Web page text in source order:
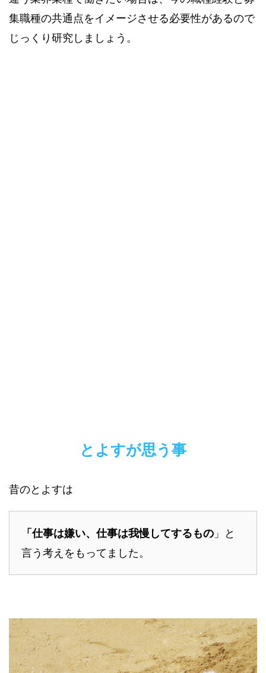
集職種の共通点をイメージさせる必要性があるので
じっくり研究しましょう。
とよすが思う事
昔のとよすは
「仕事は嫌い、仕事は我慢してするもの 」と
言う考えをもってました。